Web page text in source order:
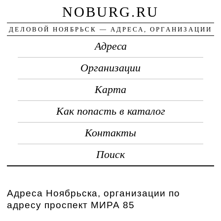
NOBURG.RU
ДЕЛОВОЙ НОЯБРЬСК — АДРЕСА, ОРГАНИЗАЦИИ
Адреса
Организации
Карта
Как попасть в каталог
Контакты
Поиск
Адреса Ноябрьска, организации по
адресу проспект МИРА 85